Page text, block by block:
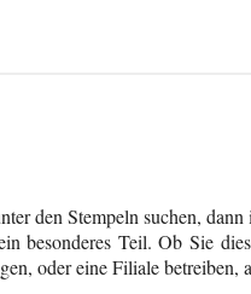
den Stempeln suchen,
besonderes Teil. Ob Sie
oder eine Filiale betreiben,